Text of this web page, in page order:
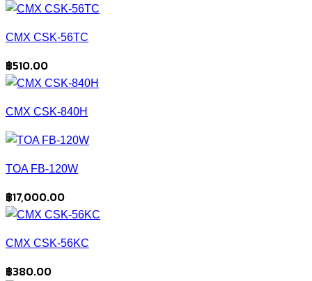
CMX CSK-56TC
฿510.00
CMX CSK-840H
TOA FB-120W
฿17,000.00
CMX CSK-56KC
฿380.00